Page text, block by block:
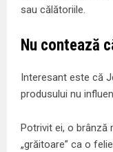
sau călătoriile.
Nu contează
Interesant este că
produsului nu
Potrivit ei, o brânză
„grăitoare” ca o